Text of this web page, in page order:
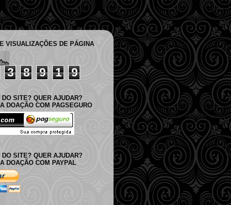
VISUALIZAÇÕES DE PÁGINA
3 8 9 1 9
DO SITE? QUER AJUDAR?
DOAÇÃO COM PAGSEGURO
DO SITE? QUER AJUDAR?
DOAÇÃO COM PAYPAL